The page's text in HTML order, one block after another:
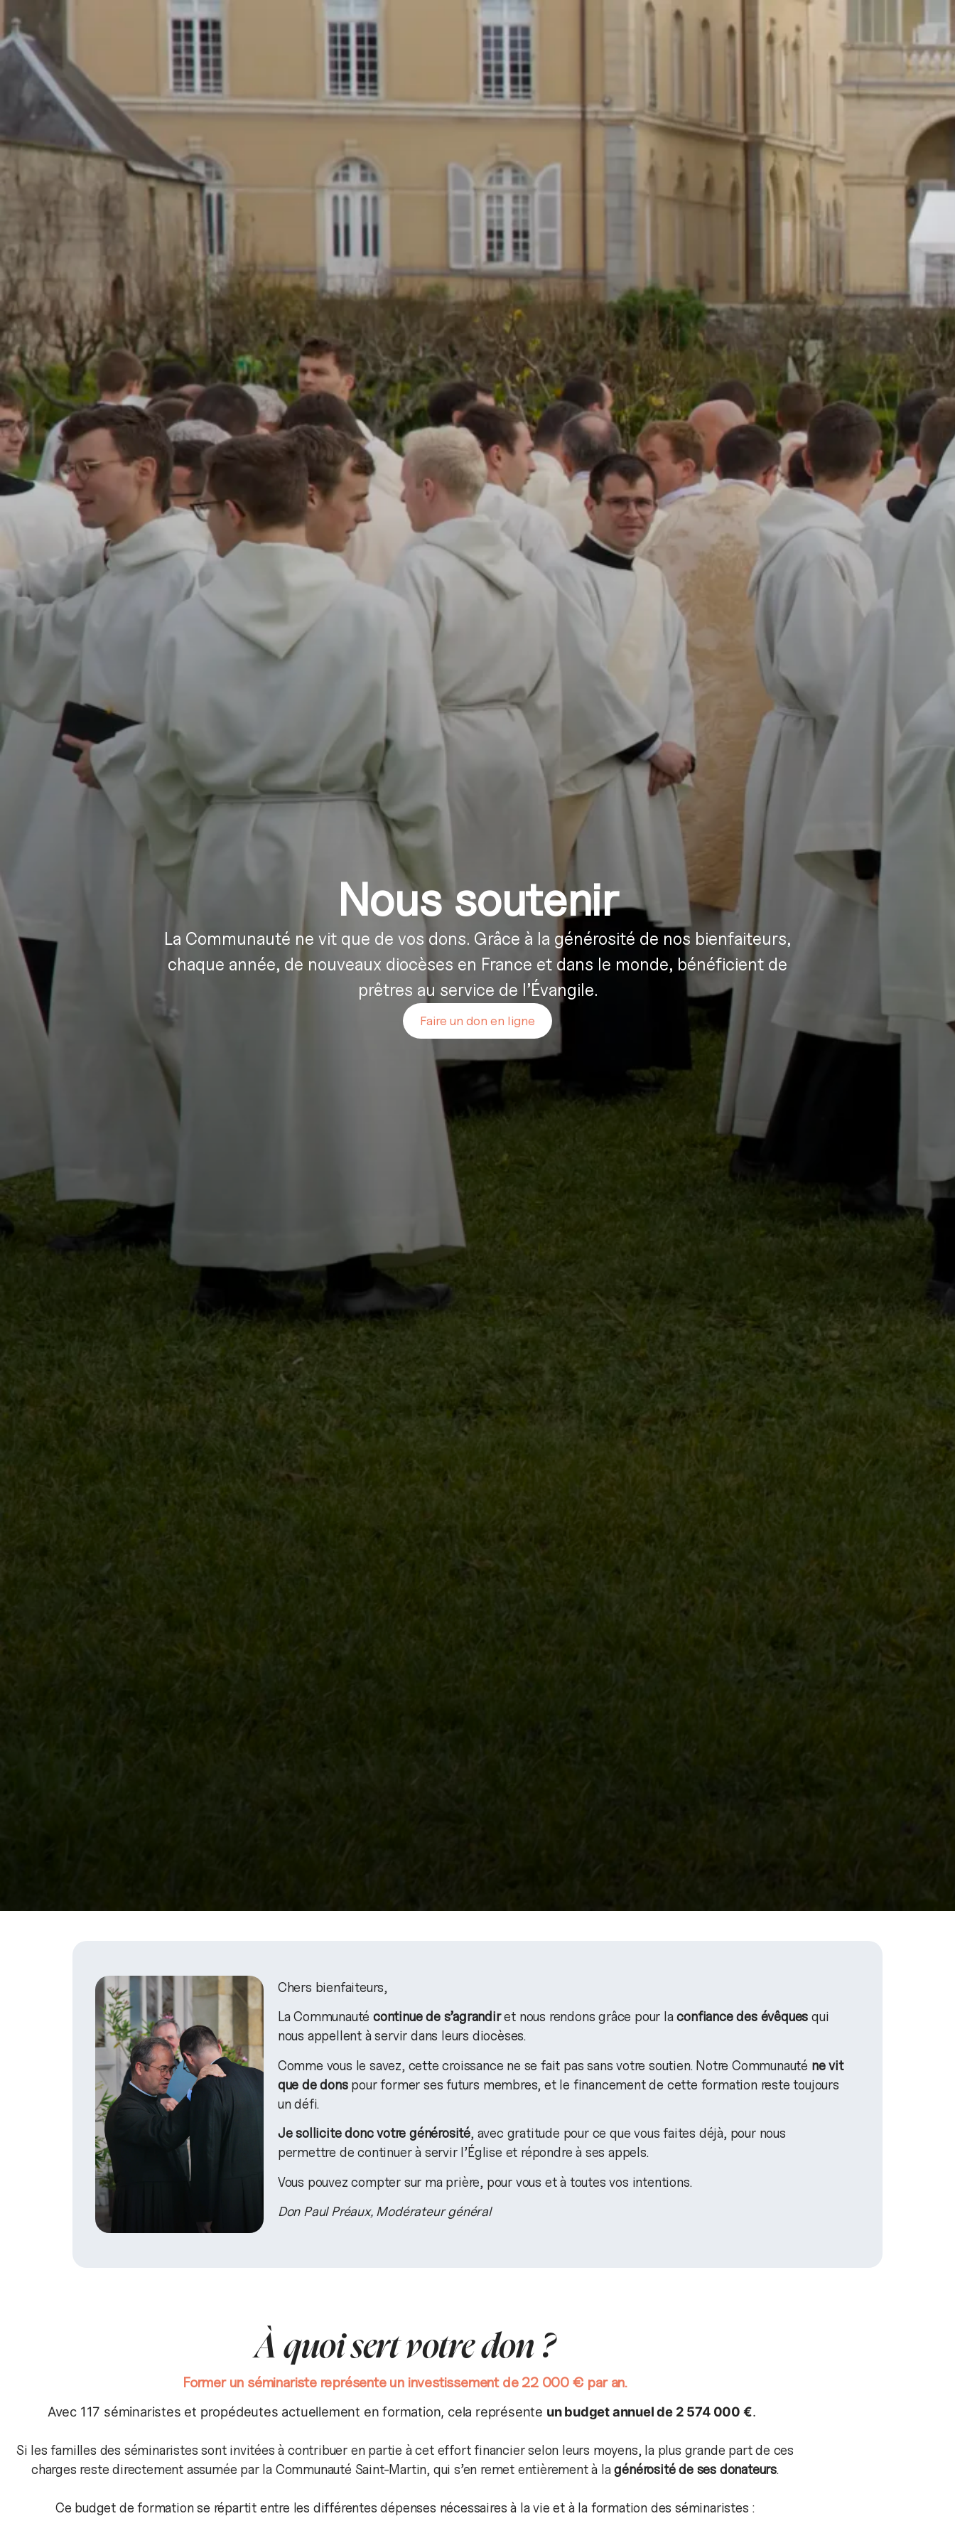
Qui sommes-nous ? Activités Se former Nous soutenir
Nous soutenir
La Communauté ne vit que de vos dons. Grâce à la générosité de nos bienfaiteurs,
chaque année, de nouveaux diocèses en France et dans le monde, bénéficient de
prêtres au service de l’Évangile.
Faire un don en ligne
Chers bienfaiteurs,
La Communauté continue de s’agrandiret nous rendons grâce pour laconfiance des évêques qui
nous appellent à servir dans leurs diocèses.
Comme vous le savez, cette croissance ne se fait pas sans votre soutien. Notre Communauté ne vit
que de donspour former ses futurs membres, et le financement de cette formation reste toujours
un défi.
Je sollicite donc votre générosité, avec gratitude pour ce que vous faites déjà, pour nous
permettre de continuer à servir l’Église et répondre à ses appels.
Vous pouvez compter sur ma prière, pour vous et à toutes vos intentions.
Don Paul Préaux, Modérateur général
À quoi sert votre don ?
Former un séminariste représente un investissement de 22 000 € par an.
Avec 117 séminaristes et propédeutes actuellement en formation, cela représente un budget annuel de 2 574 000 €.
Si les familles des séminaristes sont invitées à contribuer en partie à cet effort financier selon leurs moyens, la plus grande part de ces
charges reste directement assumée par la Communauté Saint-Martin, qui s’en remet entièrement à lagénérosité de ses donateurs.
Ce budget de formation se répartit entre les différentes dépenses nécessaires à la vie et à la formation des séminaristes :